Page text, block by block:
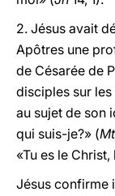
2. Jésus avait
Apôtres une
de Césarée de
disciples sur
au sujet de son
qui suis-je?» (Mt
«Tu es le
Jésus confirme